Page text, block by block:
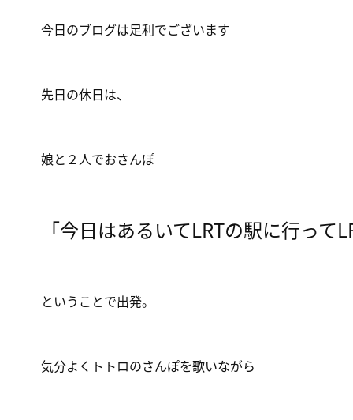
今日のブログは足利でございます
先日の休日は、
娘と２人でおさんぽ
「今日はあるいてLRTの駅に行って
ということで出発。
気分よくトトロのさんぽを歌いながら